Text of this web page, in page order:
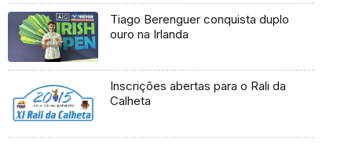
Tiago Berenguer conquista duplo
ouro na Irlanda
Inscrições abertas para o Rali da
Calheta